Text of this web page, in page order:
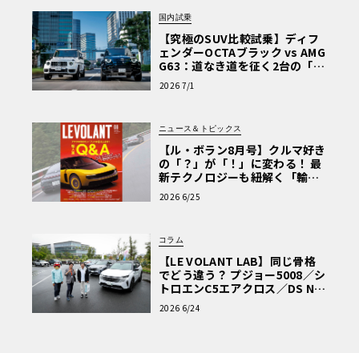
国内試乗
【究極のSUV比較試乗】ディフ
ェンダーOCTAブラック vs AMG
G63：道なき道を征く2台の「対
極的アプローチ」
2026 7/1
ニュース＆トピックス
【ル・ボラン8月号】クルマ好き
の「？」が「！」に変わる！ 最
新テクノロジーも紐解く「輸入
車Q&A」
2026 6/25
コラム
【LE VOLANT LAB】同じ骨格
でどう違う？ プジョー5008／シ
トロエンC5エアクロス／DS Nº4
読者一気乗りレポート
2026 6/24